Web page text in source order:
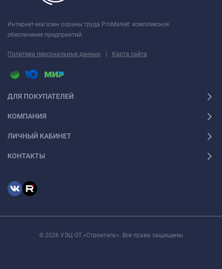
Интернет-магазин охраны труда ProMarket: комплексное
обеспечение предприятий.
Политика персональных данных | Карта сайта
ДЛЯ ПОКУПАТЕЛЕЙ
КОМПАНИЯ
ЛИЧНЫЙ КАБИНЕТ
КОНТАКТЫ
© 2026 УЭЦ ОТ «Строитель». Все права защищены